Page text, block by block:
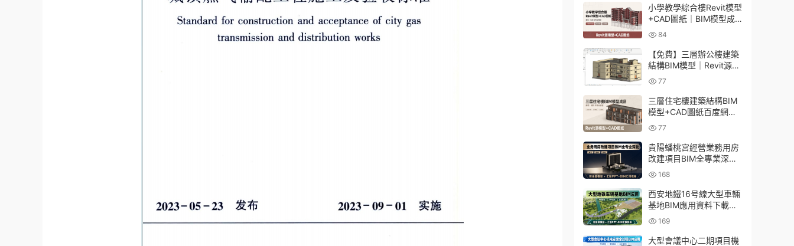
小學教學綜合樓Revit模型
+CAD圖紙｜BIM模型成
品百度網盤下載
84
【免費】三層辦公樓建築
結構BIM模型｜Revit源文
件百度網盤下載
77
三層住宅樓建築結構BIM
模型+CAD圖紙百度網盤
下載
77
貴陽蟠桃宮經營業務用房
改建項目BIM全專業深化
資料下載：含模型、彙報
PPT及演示視頻
168
西安地鐵16号線大型車輛
基地BIM應用資料下載：
含BIM模型、彙報PPT及
演示視頻
169
大型會議中心二期項目機